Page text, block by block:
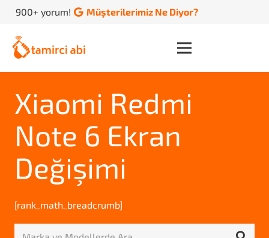
900+ yorum! Müşterilerimiz Ne Diyor?
Xiaomi Redmi
Note 6 Ekran
Değişimi
[rank_math_breadcrumb]